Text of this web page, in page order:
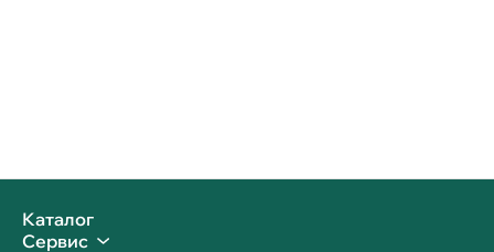
Каталог
Сервис